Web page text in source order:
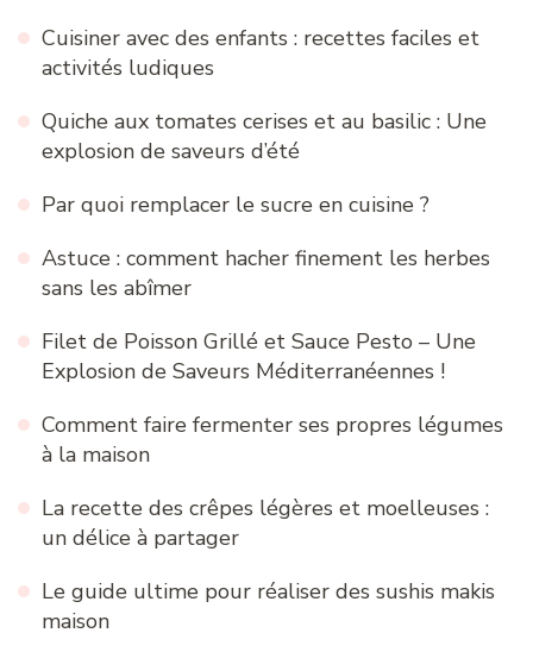
Cuisiner avec des enfants : recettes faciles et
activités ludiques
Quiche aux tomates cerises et au basilic : Une
explosion de saveurs d’été
Par quoi remplacer le sucre en cuisine ?
Astuce : comment hacher finement les herbes
sans les abîmer
Filet de Poisson Grillé et Sauce Pesto – Une
Explosion de Saveurs Méditerranéennes !
Comment faire fermenter ses propres légumes
à la maison
La recette des crêpes légères et moelleuses :
un délice à partager
Le guide ultime pour réaliser des sushis makis
maison